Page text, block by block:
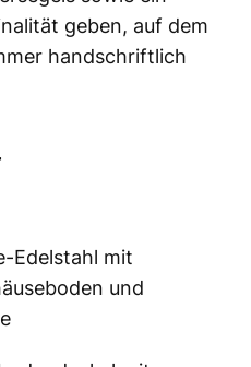
geben, auf dem
handschriftlich
Edelstahl mit
und